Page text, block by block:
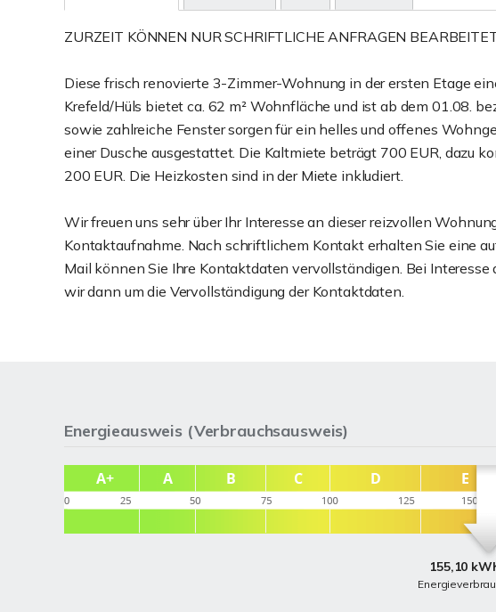
ZURZEIT KÖNNEN NUR SCHRIFTLICHE ANFRAGEN
Diese frisch renovierte 3-Zimmer-Wohnung in der ersten Etage
Krefeld/Hüls bietet ca. 62 m² Wohnfläche und ist ab dem 01.08.
sowie zahlreiche Fenster sorgen für ein helles und offenes
einer Dusche ausgestattet. Die Kaltmiete beträgt 700 EUR, dazu
200 EUR. Die Heizkosten sind in der Miete inkludiert.
Wir freuen uns sehr über Ihr Interesse an dieser reizvollen
Kontaktaufnahme. Nach schriftlichem Kontakt erhalten Sie eine
Mail können Sie Ihre Kontaktdaten vervollständigen. Bei
wir dann um die Vervollständigung der Kontaktdaten.
Energieausweis (Verbrauchsausweis)
155,10